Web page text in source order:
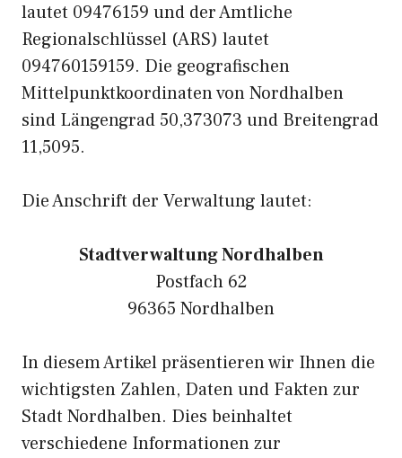
lautet 09476159 und der Amtliche
Regionalschlüssel (ARS) lautet
094760159159. Die geografischen
Mittelpunktkoordinaten von Nordhalben
sind Längengrad 50,373073 und Breitengrad
11,5095.
Die Anschrift der Verwaltung lautet:
Stadtverwaltung Nordhalben
Postfach 62
96365 Nordhalben
In diesem Artikel präsentieren wir Ihnen die
wichtigsten Zahlen, Daten und Fakten zur
Stadt Nordhalben. Dies beinhaltet
verschiedene Informationen zur